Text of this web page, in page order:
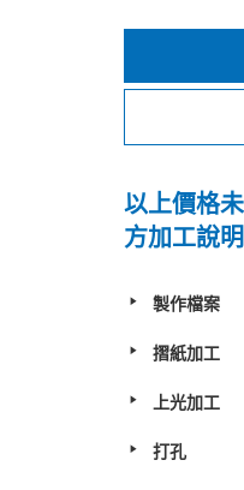
以上價格
方加工說明
製作檔案
摺紙加工
上光加工
打孔